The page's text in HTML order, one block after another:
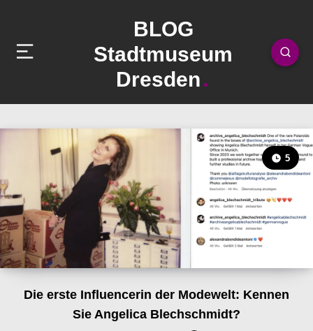
BLOG
Stadtmuseum
Dresden
Die erste Influencerin der Modewelt: Kennen
Sie Angelica Blechschmidt?
5